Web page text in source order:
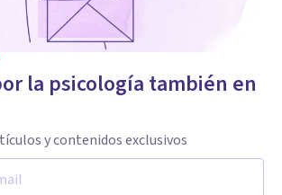
la psicología también en
y contenidos exclusivos